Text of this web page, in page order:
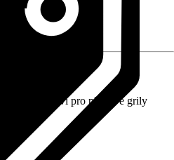
Příslušenství pro plynové grily